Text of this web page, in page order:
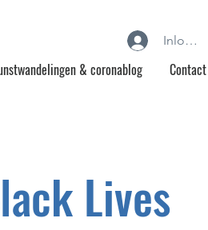
Inloggen
& coronablog Contact
Lives